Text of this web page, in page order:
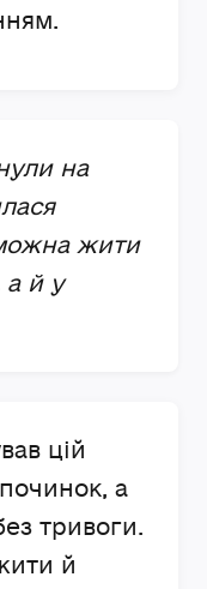
на
жити
а й у
цій
а
тривоги.
й